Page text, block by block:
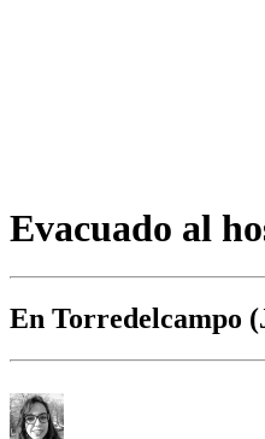
Evacuado al
En Torredelcampo